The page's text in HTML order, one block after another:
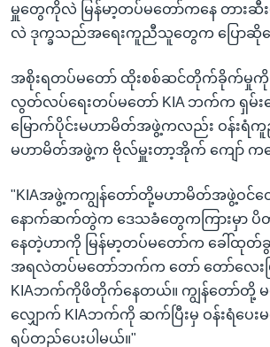
မှူတွေကိုလဲ မြန်မာ့တပ်မတော်ကနေ တား
လဲ ဒုက္ခသည်အရေးကူညီသူတွေက ပြောဆိုန
အစိုးရတပ်မတော် ထိုးစစ်ဆင်တိုက်ခိုက်မှုကို
လွတ်လပ်ရေးတပ်မတော် KIA ဘက်က ရှမ်းမ
မြောက်ပိုင်းမဟာမိတ်အဖွဲ့ကလည်း ဝန်းရံ
မဟာမိတ်အဖွဲ့က ဗိုလ်မှူးတာ့အိုက် ကျော် ကပ
"KIAအဖွဲ့ကကျွန်တော်တို့မဟာမိတ်အဖွဲ့ဝင်
နောက်ဆက်တွဲက ဒေသခံတွေကကြားမှာ ပိ
နေတဲ့ဟာကို မြန်မာ့တပ်မတော်က ခေါ်ထုတ်ခွ
အရလဲတပ်မတော်ဘက်က တော် တော်လေးပြ
KIAဘက်ကိုဖိတိုက်နေတယ်။ ကျွန်တော်တို့
လျှောက် KIAဘက်ကို ဆက်ပြီးမှ ဝန်းရံပ
ရပ်တည်ပေးပါမယ်။"